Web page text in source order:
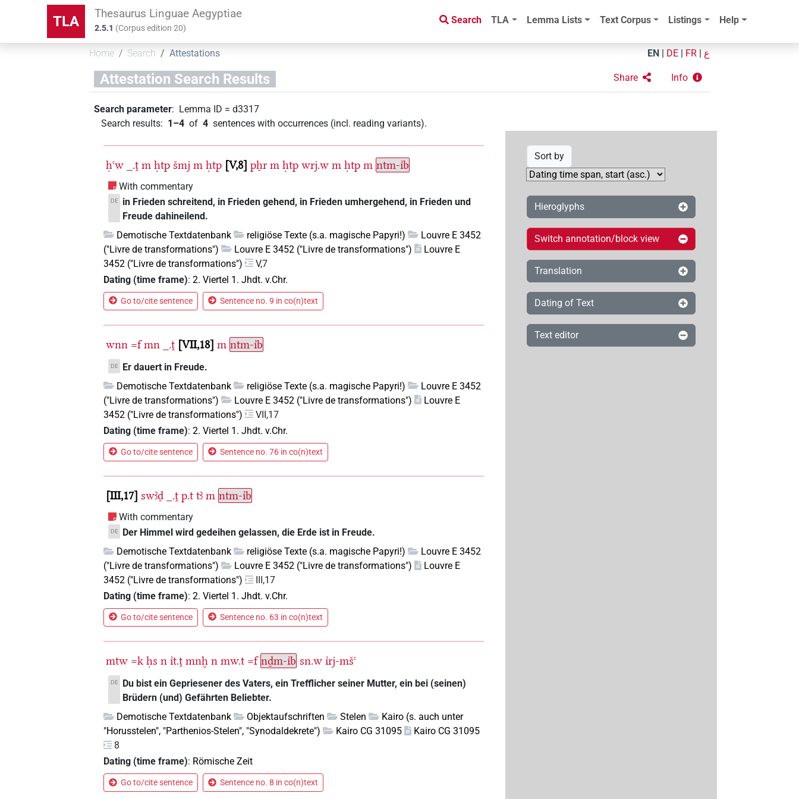
TLA Thesaurus Linguae Aegyptiae
2.5.1 (Corpus edition20)
Search TLA Lemma Lists Text Corpus Listings Help
Home Search Attestations EN DE FR ع
Attestation Search Results Share Info
Search parameter: Lemma ID =d3317
Search results: 1–4 of 4 sentences with occurrences (incl. reading variants).
ḥꜥw _.ṱ m ḥtp šmj m ḥtp V,8 pẖr m ḥtp wrj.w m ḥtp m ntm-ı͗b
With commentary
DE
in Frieden schreitend, in Frieden gehend, in Frieden umhergehend, in Frieden und
Freude dahineilend.
Demotische Textdatenbank
religiöse Texte (s.a. magische Papyri!)
Louvre E 3452
("Livre de transformations")
Louvre E 3452 ("Livre de transformations")
Louvre E
3452 ("Livre de transformations")
V,7
Dating (time frame):2. Viertel 1. Jhdt. v.Chr.
Go to/cite sentence Sentence no. 9 in co(n)text
wnn =f mn _.ṱ VII,18 m ntm-ı͗b
DE
Er dauert in Freude.
Demotische Textdatenbank
religiöse Texte (s.a. magische Papyri!)
Louvre E 3452
("Livre de transformations")
Louvre E 3452 ("Livre de transformations")
Louvre E
3452 ("Livre de transformations")
VII,17
Dating (time frame):2. Viertel 1. Jhdt. v.Chr.
Go to/cite sentence Sentence no. 76 in co(n)text
III,17 swꜣḏ _.ṱ p.t tꜣ m ntm-ı͗b
With commentary
DE
Der Himmel wird gedeihen gelassen, die Erde ist in Freude.
Demotische Textdatenbank
religiöse Texte (s.a. magische Papyri!)
Louvre E 3452
("Livre de transformations")
Louvre E 3452 ("Livre de transformations")
Louvre E
3452 ("Livre de transformations")
III,17
Dating (time frame):2. Viertel 1. Jhdt. v.Chr.
Go to/cite sentence Sentence no. 63 in co(n)text
mtw =k ḥs n ı͗t.ṱ mnḫ n mw.t =f nḏm-ı͗b sn.w ı͗rj-mšꜥ
DE
Du bist ein Gepriesener des Vaters, ein Trefflicher seiner Mutter, ein bei (seinen)
Brüdern (und) Gefährten Beliebter.
Demotische Textdatenbank
Objektaufschriften Stelen
Kairo (s. auch unter
"Horusstelen", "Parthenios-Stelen", "Synodaldekrete")
Kairo CG 31095
Kairo CG 31095
8
Dating (time frame): Römische Zeit
Go to/cite sentence Sentence no. 8 in co(n)text
Sort by
Hieroglyphs
Switch annotation/block view
Translation
Dating of Text
Text editor